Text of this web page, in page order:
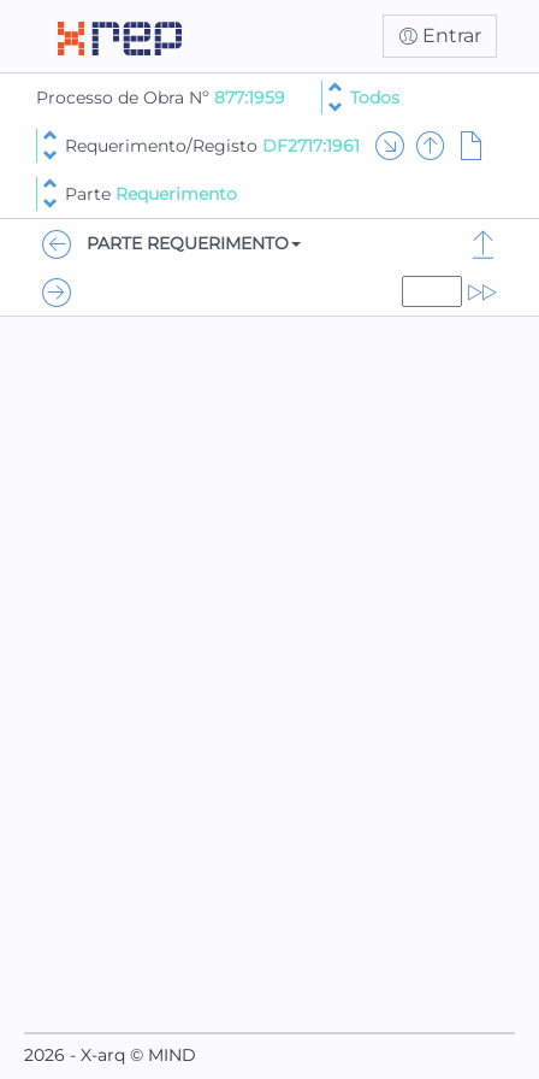
Entrar
Processo de Obra Nº 877:1959 Todos
Requerimento/Registo DF2717:1961
Parte Requerimento
PARTE REQUERIMENTO
2026 - X-arq © MIND